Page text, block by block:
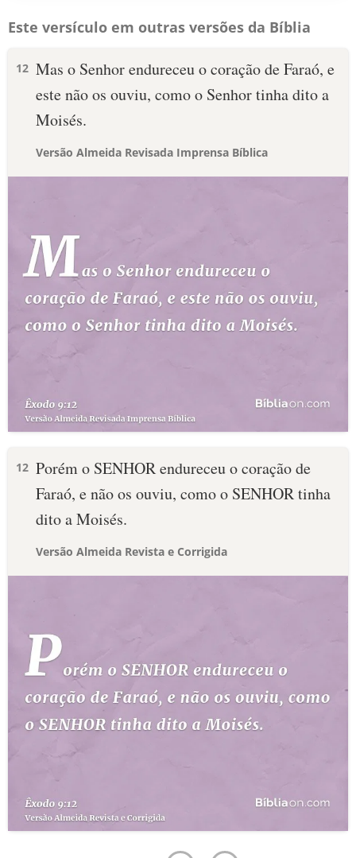
Este versículo em outras versões da Bíblia
12 Mas o Senhor endureceu o coração de Faraó, e
este não os ouviu, como o Senhor tinha dito a
Moisés.
Versão Almeida Revisada Imprensa Bíblica
12 Porém o SENHOR endureceu o coração de
Faraó, e não os ouviu, como o SENHOR tinha
dito a Moisés.
Versão Almeida Revista e Corrigida